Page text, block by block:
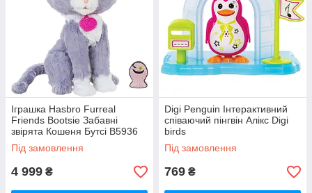
Іграшка Hasbro Furreal
Friends Bootsie Забавні
звірята Кошеня Бутсі B5936
Під замовлення
4 999 ₴
Digi Penguin Інтерактивний
співаючий пінгвін Алікс Digi
birds
Під замовлення
769 ₴